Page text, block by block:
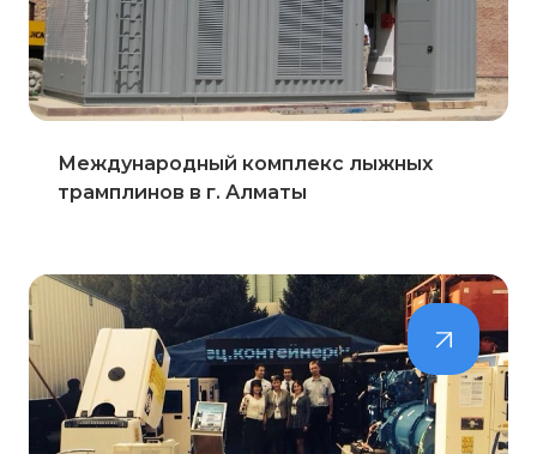
Международный комплекс лыжных
трамплинов в г. Алматы